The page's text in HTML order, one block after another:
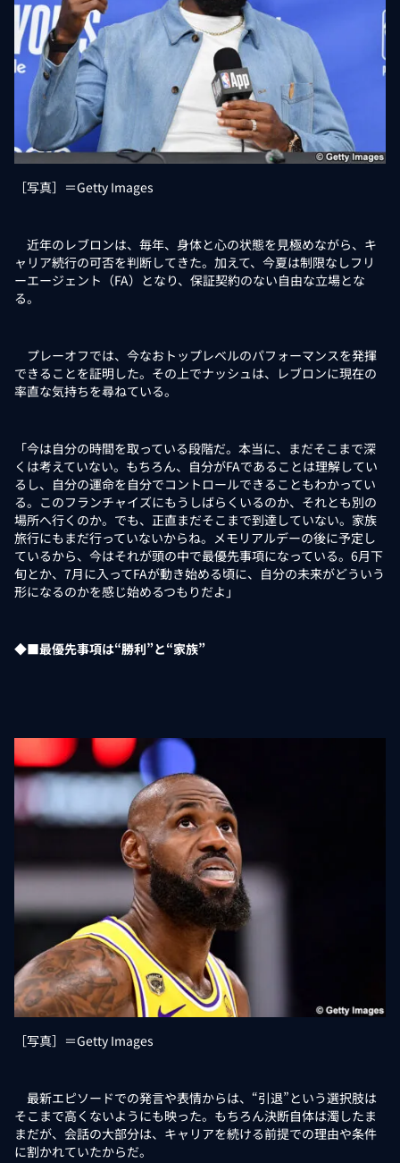
［写真］＝Getty Images
近年のレブロンは、毎年、身体と心の状態を見極めながら、キ
ャリア続行の可否を判断してきた。加えて、今夏は制限なしフリ
ーエージェント（FA）となり、保証契約のない自由な立場とな
る。
プレーオフでは、今なおトップレベルのパフォーマンスを発揮
できることを証明した。その上でナッシュは、レブロンに現在の
率直な気持ちを尋ねている。
「今は自分の時間を取っている段階だ。本当に、まだそこまで深
くは考えていない。もちろん、自分がFAであることは理解してい
るし、自分の運命を自分でコントロールできることもわかってい
る。このフランチャイズにもうしばらくいるのか、それとも別の
場所へ行くのか。でも、正直まだそこまで到達していない。家族
旅行にもまだ行っていないからね。メモリアルデーの後に予定し
ているから、今はそれが頭の中で最優先事項になっている。6月下
旬とか、7月に入ってFAが動き始める頃に、自分の未来がどういう
形になるのかを感じ始めるつもりだよ」
◆■最優先事項は“勝利”と“家族”
［写真］＝Getty Images
最新エピソードでの発言や表情からは、“引退”という選択肢は
そこまで高くないようにも映った。もちろん決断自体は濁したま
まだが、会話の大部分は、キャリアを続ける前提での理由や条件
に割かれていたからだ。